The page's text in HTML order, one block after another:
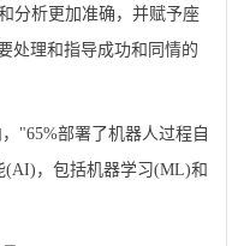
析更加准确，并赋予座
处理和指导成功和同情的
"65%部署了机器人过程自
(AI)，包括机器学习(ML)和